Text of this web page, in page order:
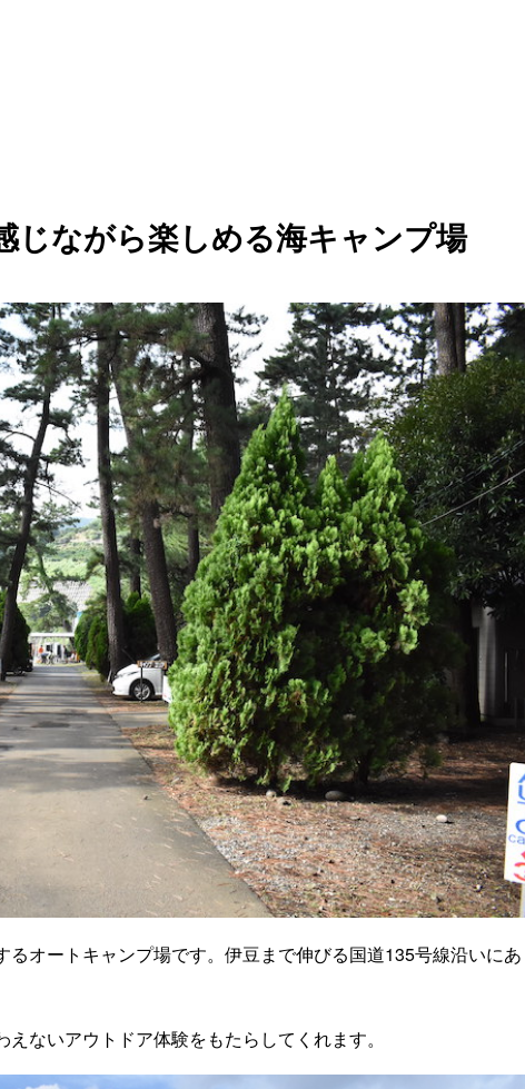
じながら楽しめる海キャンプ場
るオートキャンプ場です。伊豆まで伸びる国道135号線沿いにあ
ないアウトドア体験をもたらしてくれます。